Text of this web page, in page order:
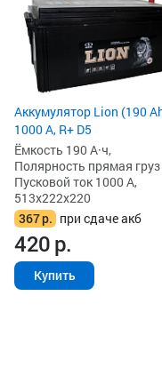
Аккумулятор Lion (190
1000 А, R+ D5
Ёмкость 190 А·ч,
Полярность прямая груз
Пусковой ток 1000 А,
513x222x220
367р. при сдаче акб
420р.
Купить